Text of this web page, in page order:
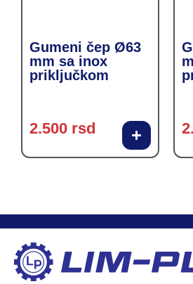
Gumeni čep Ø63
mm sa inox
priključkom
2.500 rsd